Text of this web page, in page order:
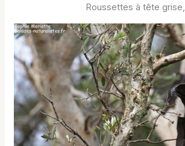
Roussettes à tête grise,